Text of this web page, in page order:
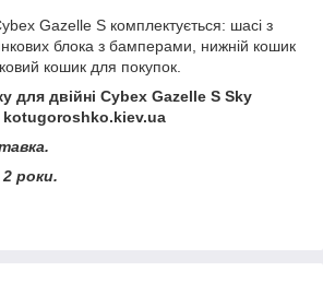
Gazelle S комплектується: шасі з
блока з бамперами, нижній кошик
кошик для покупок.
для двійні Cybex Gazelle S Sky
kotugoroshko.kiev.ua
2 роки.